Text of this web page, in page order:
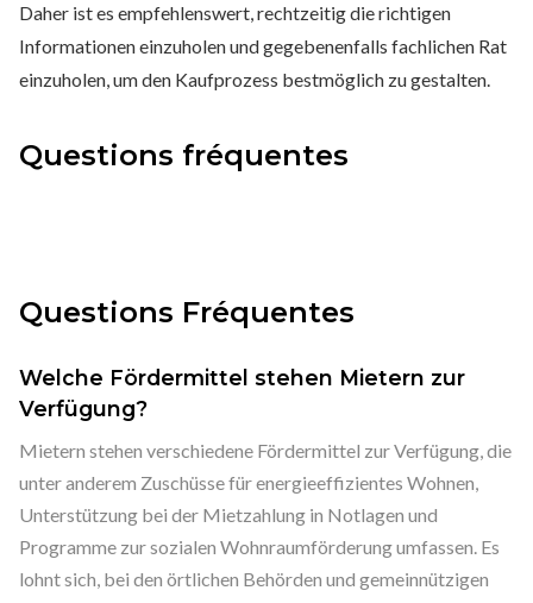
Daher ist es empfehlenswert, rechtzeitig die richtigen
Informationen einzuholen und gegebenenfalls fachlichen Rat
einzuholen, um den Kaufprozess bestmöglich zu gestalten.
Questions fréquentes
Questions Fréquentes
Welche Fördermittel stehen Mietern zur
Verfügung?
Mietern stehen verschiedene Fördermittel zur Verfügung, die
unter anderem Zuschüsse für energieeffizientes Wohnen,
Unterstützung bei der Mietzahlung in Notlagen und
Programme zur sozialen Wohnraumförderung umfassen. Es
lohnt sich, bei den örtlichen Behörden und gemeinnützigen